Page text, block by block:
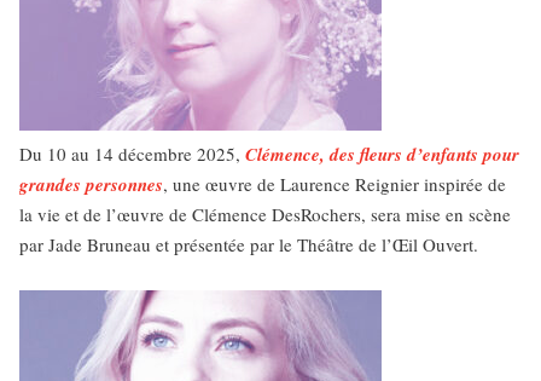
Du 10 au 14 décembre 2025, Clémence, des fleurs d’enfants pour
grandes personnes, une œuvre de Laurence Reignier inspirée de
la vie et de l’œuvre de Clémence DesRochers, sera mise en scène
par Jade Bruneau et présentée par le Théâtre de l’Œil Ouvert.